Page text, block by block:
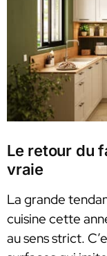
Le retour du
vraie
La grande
cuisine cette
au sens strict.